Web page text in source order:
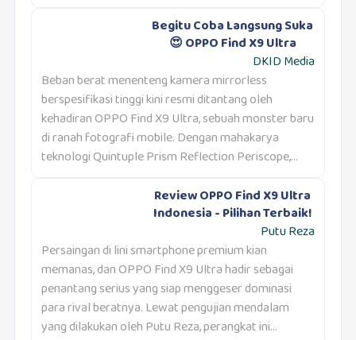
Begitu Coba Langsung Suka
😍 OPPO Find X9 Ultra
DKID Media
Beban berat menenteng kamera mirrorless
berspesifikasi tinggi kini resmi ditantang oleh
kehadiran OPPO Find X9 Ultra, sebuah monster baru
di ranah fotografi mobile. Dengan mahakarya
teknologi Quintuple Prism Reflection Periscope,...
Review OPPO Find X9 Ultra
Indonesia - Pilihan Terbaik!
Putu Reza
Persaingan di lini smartphone premium kian
memanas, dan OPPO Find X9 Ultra hadir sebagai
penantang serius yang siap menggeser dominasi
para rival beratnya. Lewat pengujian mendalam
yang dilakukan oleh Putu Reza, perangkat ini...